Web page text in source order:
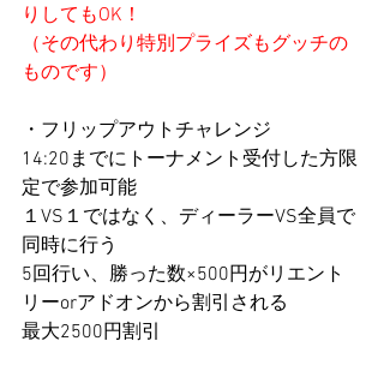
りしてもOK！
（その代わり特別プライズもグッチの
ものです）
・フリップアウトチャレンジ
14:20までにトーナメント受付した方限
定で参加可能
１VS１ではなく、ディーラーVS全員で
同時に行う
5回行い、勝った数×500円がリエント
リーorアドオンから割引される
最大2500円割引